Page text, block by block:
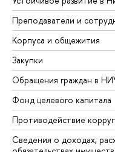
Преподаватели и
Корпуса и общежития
Закупки
Обращения граждан в
Фонд целевого капитала
Противодействие
Сведения о доходах,